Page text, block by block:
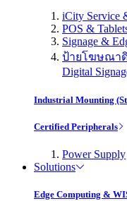
iCity Service
POS &
Signage &
ป้ายโฆษณาดิ
Digital
Industrial Mounting
Certified Peripherals
Power Supply
Solutions
Edge Computing &